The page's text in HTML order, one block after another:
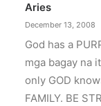
Aries
December 13, 2008
God has a
mga bagay na
only GOD
FAMILY. BE